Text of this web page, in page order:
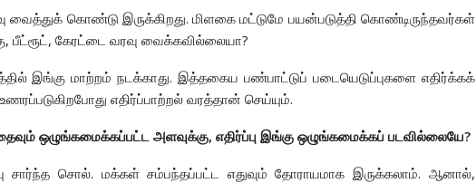
கொண்டு இருக்கிறது. மிளகை மட்டுமே பயன்படுத்தி கொண்டிருந்தவர்கள்
பீட்ரூட், கேரட்டை வரவு வைக்கவில்லையா?
இங்கு மாற்றம் நடக்காது. இத்தகைய பண்பாட்டுப் படையெடுப்புகளை எதிர்க்கக்
எதிர்ப்பாற்றல் வரத்தான் செய்யும்.
ஒழுங்கமைக்கப்பட்ட அளவுக்கு, எதிர்ப்பு இங்கு ஒழுங்கமைக்கப் படவில்லையே?
சார்ந்த சொல். மக்கள் சம்பந்தப்பட்ட எதுவும் தோராயமாக இருக்கலாம். ஆனால்,